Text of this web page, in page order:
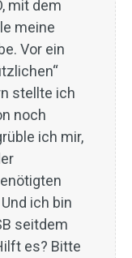
mit dem
meine
Vor ein
stellte ich
noch
ich mir,
ich bin
seitdem
es? Bitte